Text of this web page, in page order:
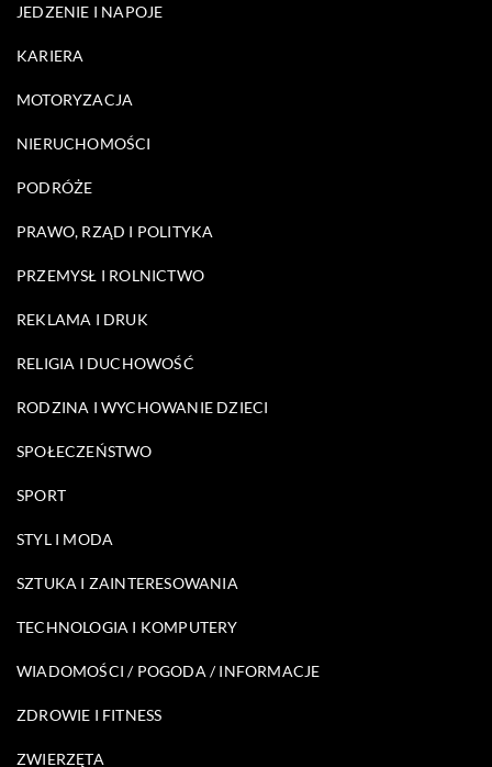
JEDZENIE I NAPOJE
KARIERA
MOTORYZACJA
NIERUCHOMOŚCI
PODRÓŻE
PRAWO, RZĄD I POLITYKA
PRZEMYSŁ I ROLNICTWO
REKLAMA I DRUK
RELIGIA I DUCHOWOŚĆ
RODZINA I WYCHOWANIE DZIECI
SPOŁECZEŃSTWO
SPORT
STYL I MODA
SZTUKA I ZAINTERESOWANIA
TECHNOLOGIA I KOMPUTERY
WIADOMOŚCI / POGODA / INFORMACJE
ZDROWIE I FITNESS
ZWIERZĘTA